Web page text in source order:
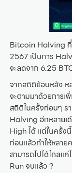
Bitcoin Halving ที่
2567 เป็นการ
จะลดจาก 6.25
จากสถิติย้อนหลัง ห
จะตามมาด้วยการ
สถิติในครั้งก่อนๆ ร
Halving อีกหลายเ
High ได้ แต่ในครั้
ก่อนแล้วทำให้หลา
สามารถไปได้ไกลแ
Run จบแล้ว ?